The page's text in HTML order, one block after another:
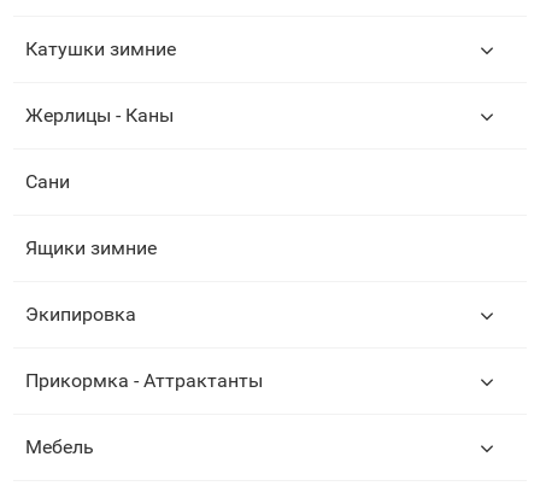
Катушки зимние
Жерлицы - Каны
Сани
Ящики зимние
Экипировка
Прикормка - Аттрактанты
Мебель